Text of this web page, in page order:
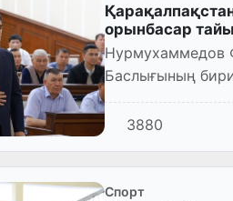
орынбасар
Нурмухаммедов
Баслығының
3880
Спорт